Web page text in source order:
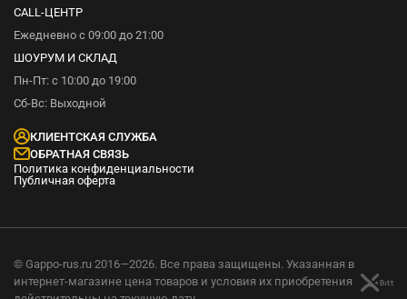
CALL-ЦЕНТР
Ежедневно с 09:00 до 21:00
ШОУРУМ И СКЛАД
Пн-Пт: с 10:00 до 19:00
Сб-Вс: Выходной
КЛИЕНТСКАЯ СЛУЖБА
ОБРАТНАЯ СВЯЗЬ
Политика конфиденциальности
Публичная оферта
© Gappo-rus.ru 2016—2026. Все права защищены. Указанная в
интернет-магазине цена товаров и условия их приобретения